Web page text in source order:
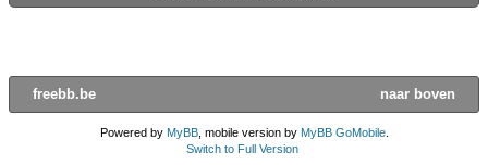
naar boven
freebb.be
Powered by MyBB, mobile version by MyBB GoMobile.
Switch to Full Version